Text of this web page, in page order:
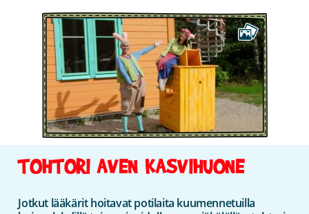
TOHTORI AVEN KASVIHUONE
Jotkut lääkärit hoitavat potilaita kuumennetuilla